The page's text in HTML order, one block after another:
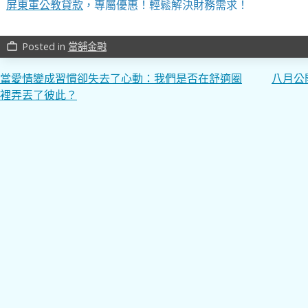
屏東軍公教貸款，專屬優惠！輕鬆解決財務需求！
work_outline Posted in 當舖金融
文
章
當愛情變成習慣卻失去了心動：我們是否在舒適圈
裡弄丟了彼此？
八月